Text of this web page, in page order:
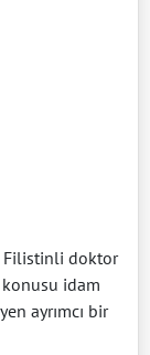
Filistinli doktor
konusu idam
ayrımcı bir